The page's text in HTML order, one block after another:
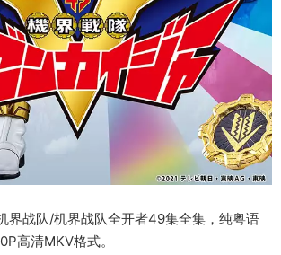
界战队/机界战队全开者49集全集，纯粤语
高清MKV格式。